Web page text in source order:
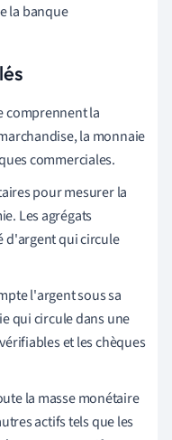
la banque
comprennent la
la monnaie
commerciales.
pour mesurer la
Les agrégats
d'argent qui circule
l'argent sous sa
qui circule dans une
et les chèques
la masse monétaire
actifs tels que les